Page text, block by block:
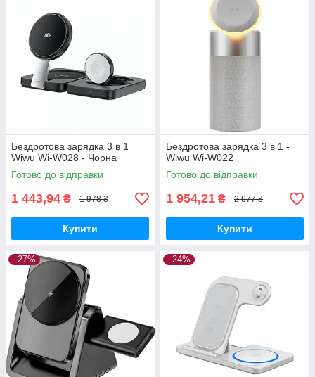
Бездротова зарядка 3 в 1
Wiwu Wi-W028 - Чорна
Готово до відправки
1 443,94 ₴ 1 978 ₴
Купити
Бездротова зарядка 3 в 1 -
Wiwu Wi-W022
Готово до відправки
1 954,21 ₴ 2 677 ₴
Купити
–27% –24%